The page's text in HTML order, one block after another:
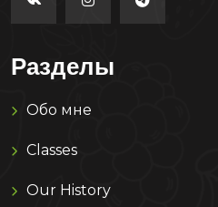
Разделы
Обо мне
Classes
Our History